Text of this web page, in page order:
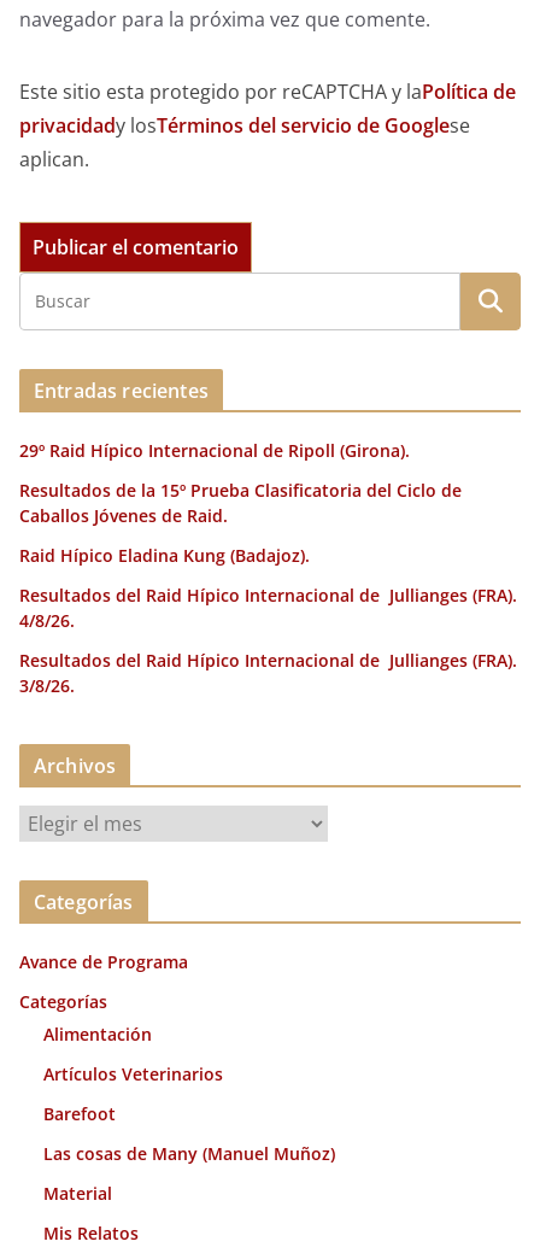
navegador para la próxima vez que comente.
Este sitio esta protegido por reCAPTCHA y laPolítica de
privacidady losTérminos del servicio de Googlese
aplican.
Entradas recientes
29º Raid Hípico Internacional de Ripoll (Girona).
Resultados de la 15º Prueba Clasificatoria del Ciclo de
Caballos Jóvenes de Raid.
Raid Hípico Eladina Kung (Badajoz).
Resultados del Raid Hípico Internacional de Jullianges (FRA).
4/8/26.
Resultados del Raid Hípico Internacional de Jullianges (FRA).
3/8/26.
Archivos
r
c
v
o
Categorías
Avance de Programa
Categorías
Alimentación
Artículos Veterinarios
Barefoot
Las cosas de Many (Manuel Muñoz)
Material
Mis Relatos